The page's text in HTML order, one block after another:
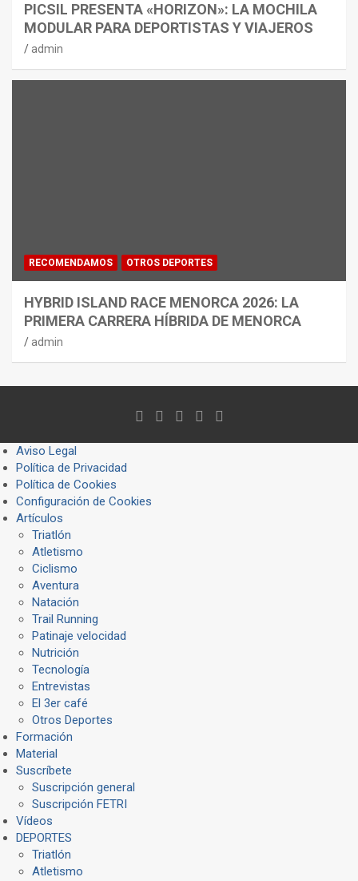
PICSIL PRESENTA «HORIZON»: LA MOCHILA
MODULAR PARA DEPORTISTAS Y VIAJEROS
admin
RECOMENDAMOS OTROS DEPORTES
HYBRID ISLAND RACE MENORCA 2026: LA
PRIMERA CARRERA HÍBRIDA DE MENORCA
admin
Aviso Legal
Política de Privacidad
Política de Cookies
Configuración de Cookies
Artículos
Triatlón
Atletismo
Ciclismo
Aventura
Natación
Trail Running
Patinaje velocidad
Nutrición
Tecnología
Entrevistas
El 3er café
Otros Deportes
Formación
Material
Suscríbete
Suscripción general
Suscripción FETRI
Vídeos
DEPORTES
Triatlón
Atletismo